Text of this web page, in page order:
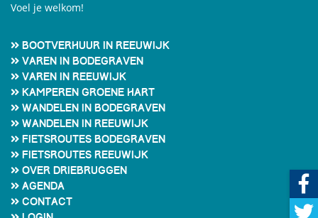
Voel je welkom!
Bootverhuur in Reeuwijk
Varen in Bodegraven
Varen in Reeuwijk
Kamperen Groene Hart
Wandelen in Bodegraven
Wandelen in Reeuwijk
Fietsroutes Bodegraven
Fietsroutes Reeuwijk
Over Driebruggen
Agenda
Contact